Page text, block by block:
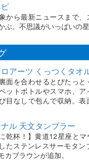
から最新ニュースまで
ぶ。不思議がいっぱいの
アーツ くっつくタオ
面を合わせるとぴたっと
ットボトルやスマホ、
目なしで包んで収納。
ル 天文タンブラー
に乾杯！】黄道12星座と
たステンレスサーモタン
カブラウンが追加。